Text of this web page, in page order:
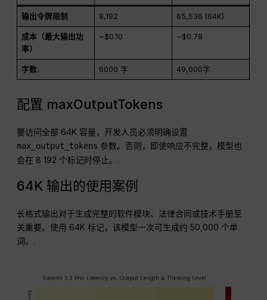
输出令牌限制 8,192 65,536 (64K)
成本（最大输出功
率）
~$0.10 ~$0.78
字数. 6000 字 49,000字
配置 maxOutputTokens
要访问全部 64K 容量，开发人员必须明确设置
max_output_tokens 参数。否则，即使响应不完整，模型也
会在 8 192 个标记时停止。.
64K 输出的使用案例
长格式输出对于生成完整的软件模块、法律合同或技术手册至
关重要。使用 64K 标记，该模型一次可生成约 50,000 个单
词。.